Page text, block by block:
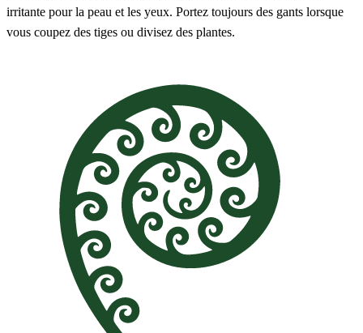
irritante pour la peau et les yeux. Portez toujours des gants lorsque
vous coupez des tiges ou divisez des plantes.